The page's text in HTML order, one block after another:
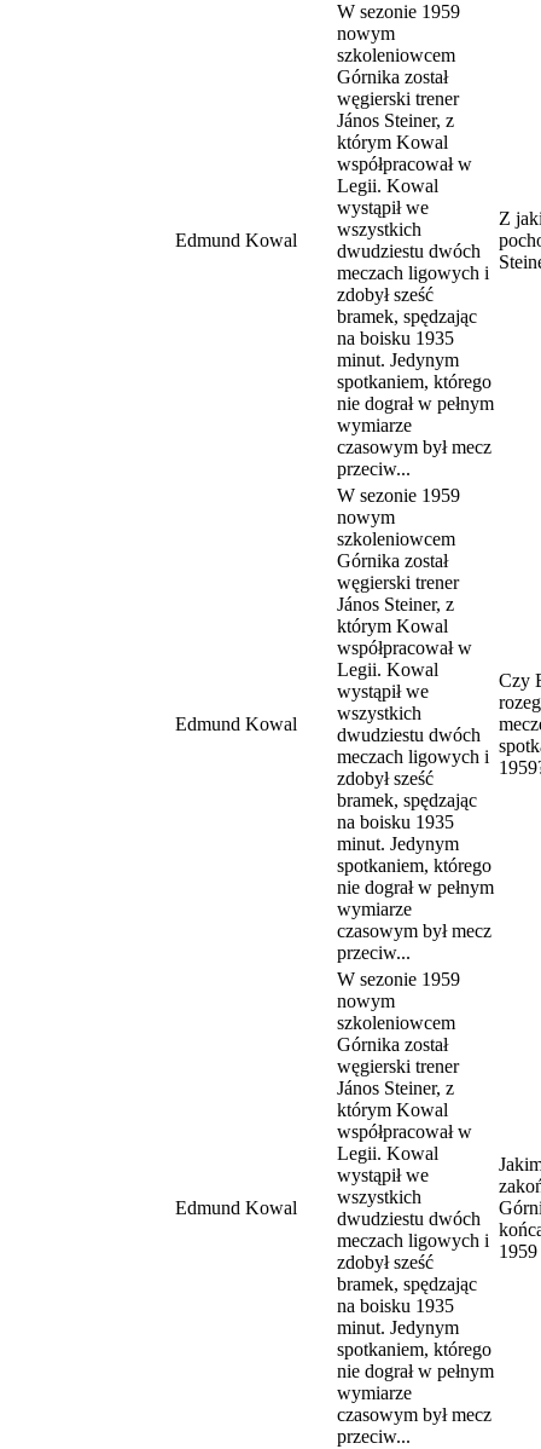
Edmund Kowal
W sezonie 1959
nowym
szkoleniowcem
Górnika został
węgierski trener
János Steiner, z
którym Kowal
współpracował w
Legii. Kowal
wystąpił we
wszystkich
dwudziestu dwóch
meczach ligowych i
zdobył sześć
bramek, spędzając
na boisku 1935
minut. Jedynym
spotkaniem, którego
nie dograł w pełnym
wymiarze
czasowym był mecz
przeciw...
Z
Edmund Kowal
W sezonie 1959
nowym
szkoleniowcem
Górnika został
węgierski trener
János Steiner, z
którym Kowal
współpracował w
Legii. Kowal
wystąpił we
wszystkich
dwudziestu dwóch
meczach ligowych i
zdobył sześć
bramek, spędzając
na boisku 1935
minut. Jedynym
spotkaniem, którego
nie dograł w pełnym
wymiarze
czasowym był mecz
przeciw...
Czy
Edmund Kowal
W sezonie 1959
nowym
szkoleniowcem
Górnika został
węgierski trener
János Steiner, z
którym Kowal
współpracował w
Legii. Kowal
wystąpił we
wszystkich
dwudziestu dwóch
meczach ligowych i
zdobył sześć
bramek, spędzając
na boisku 1935
minut. Jedynym
spotkaniem, którego
nie dograł w pełnym
wymiarze
czasowym był mecz
przeciw...